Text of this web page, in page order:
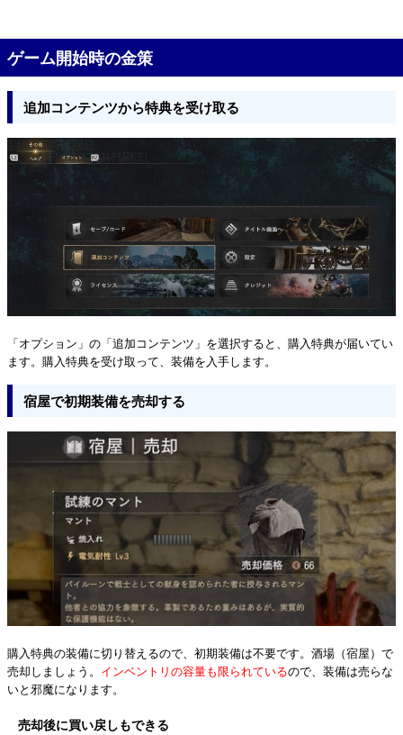
ゲーム開始時の金策
追加コンテンツから特典を受け取る
「オプション」の「追加コンテンツ」を選択すると、購入特典が届いてい
ます。購入特典を受け取って、装備を入手します。
宿屋で初期装備を売却する
購入特典の装備に切り替えるので、初期装備は不要です。酒場（宿屋）で
売却しましょう。 インベントリの容量も限られているので、装備は売らな
いと邪魔になります。
売却後に買い戻しもできる